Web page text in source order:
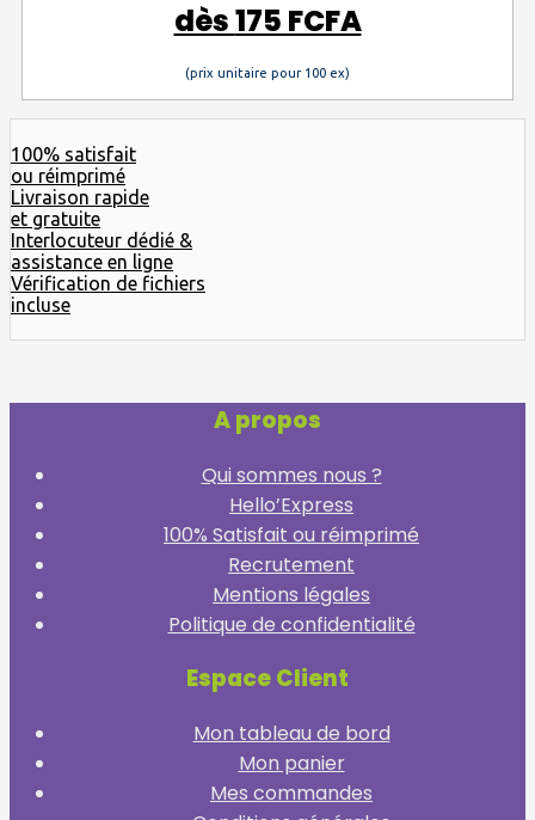
dès175 FCFA
(prix unitaire pour 100 ex)
100% satisfait
ou réimprimé
Livraison rapide
et gratuite
Interlocuteur dédié &
assistance en ligne
Vérification de fichiers
incluse
A propos
Qui sommes nous ?
Hello’Express
100% Satisfait ou réimprimé
Recrutement
Mentions légales
Politique de confidentialité
Espace Client
Mon tableau de bord
Mon panier
Mes commandes